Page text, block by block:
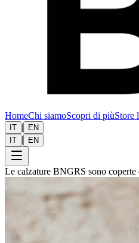
HomeChi siamoScopri di piùStore
IT |
EN
IT | EN
Le calzature BNGRS sono coperte